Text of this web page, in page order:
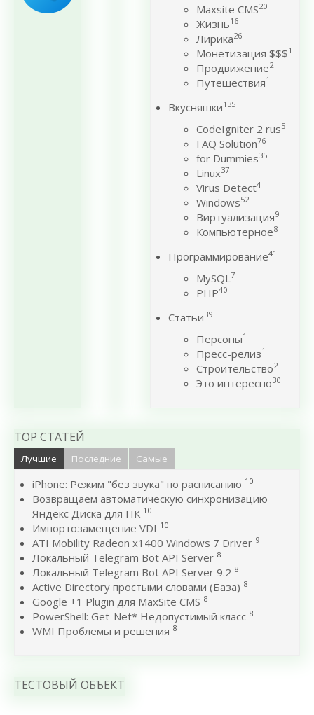
Maxsite CMS20
Жизнь16
Лирика26
Монетизация $$$1
Продвижение2
Путешествия1
Вкусняшки135
CodeIgniter 2 rus5
FAQ Solution76
for Dummies35
Linux37
Virus Detect4
Windows52
Виртуализация9
Компьютерное8
Программирование41
MySQL7
PHP40
Статьи39
Персоны1
Пресс-релиз1
Строительство2
Это интересно30
TOP СТАТЕЙ
Лучшие Последние Самые
iPhone: Режим "без звука" по расписанию 10
Возвращаем автоматическую синхронизацию
Яндекс Диска для ПК 10
Импортозамещение VDI 10
ATI Mobility Radeon x1400 Windows 7 Driver 9
Локальный Telegram Bot API Server 8
Локальный Telegram Bot API Server 9.2 8
Active Directory простыми словами (База) 8
Google +1 Plugin для MaxSite CMS 8
PowerShell: Get-Net* Недопустимый класс 8
WMI Проблемы и решения 8
ТЕСТОВЫЙ ОБЪЕКТ